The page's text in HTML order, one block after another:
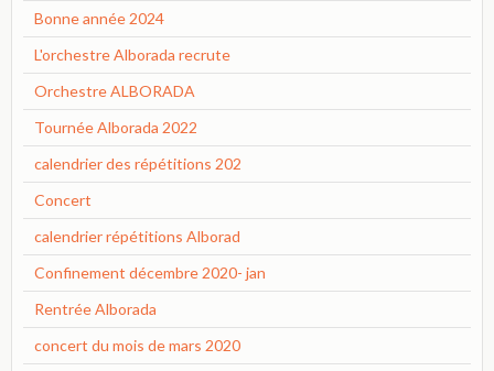
Bonne année 2024
L'orchestre Alborada recrute
Orchestre ALBORADA
Tournée Alborada 2022
calendrier des répétitions 202
Concert
calendrier répétitions Alborad
Confinement décembre 2020- jan
Rentrée Alborada
concert du mois de mars 2020